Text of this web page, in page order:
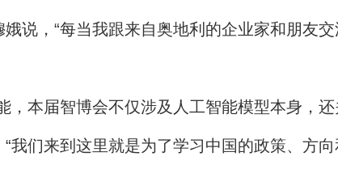
说，“每当我跟来自奥地利的企业家和朋友
本届智博会不仅涉及人工智能模型本身，还
我们来到这里就是为了学习中国的政策、方